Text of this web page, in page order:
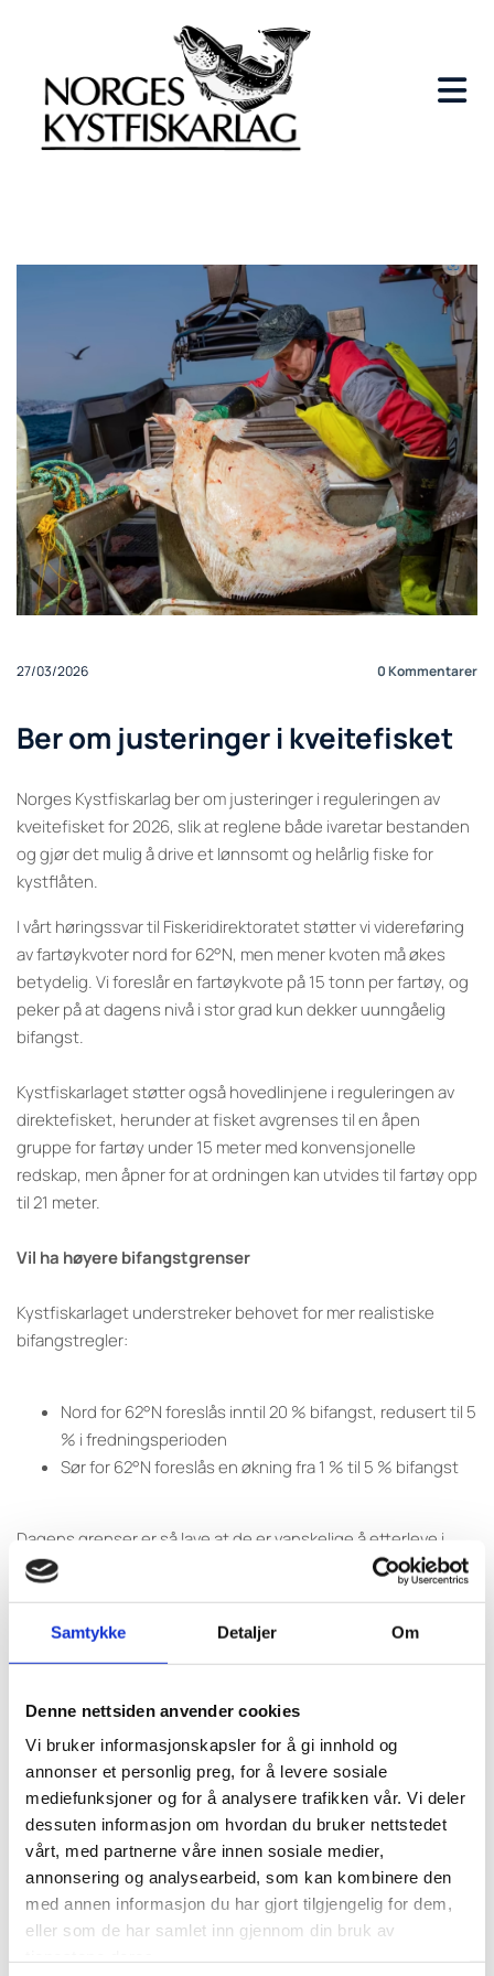
Samtykke Detaljer Om
Denne nettsiden anvender cookies
Vi bruker informasjonskapsler for å gi innhold og
annonser et personlig preg, for å levere sosiale
mediefunksjoner og for å analysere trafikken vår. Vi deler
dessuten informasjon om hvordan du bruker nettstedet
vårt, med partnerne våre innen sosiale medier,
annonsering og analysearbeid, som kan kombinere den
med annen informasjon du har gjort tilgjengelig for dem,
eller som de har samlet inn gjennom din bruk av
27/03/2026 0Kommentarer
Ber om justeringer i kveitefisket
Norges Kystfiskarlag ber om justeringer i reguleringen av
kveitefisket for 2026, slik at reglene både ivaretar bestanden
og gjør det mulig å drive et lønnsomt og helårlig fiske for
kystflåten.
I vårt høringssvar til Fiskeridirektoratet støtter vi videreføring
av fartøykvoter nord for 62°N, men mener kvoten må økes
betydelig. Vi foreslår en fartøykvote på 15 tonn per fartøy, og
peker på at dagens nivå i stor grad kun dekker uunngåelig
bifangst.
Kystfiskarlaget støtter også hovedlinjene i reguleringen av
direktefisket, herunder at fisket avgrenses til en åpen
gruppe for fartøy under 15 meter med konvensjonelle
redskap, men åpner for at ordningen kan utvides til fartøy opp
til 21 meter.
Vil ha høyere bifangstgrenser
Kystfiskarlaget understreker behovet for mer realistiske
bifangstregler:
Nord for 62°N foreslås inntil 20 % bifangst, redusert til 5
% i fredningsperioden
Sør for 62°N foreslås en økning fra 1 % til 5 % bifangst
Dagens grenser er så lave at de er vanskelige å etterleve i
praksis, noe som kan føre til dårligere rapportering og mindre
Klare rammer for eierskap og deltakelse
Kystfiskarlaget støtter forslagene om å begrense deltakelse
til ett fartøy per eier, innføre krav til eierstruktur og stille krav
om at eier står om bord som høvedsmann.
Samtidig etterlyses fleksibilitet gjennom
dispensasjonsordninger, blant annet ved sykdom eller
etablerte ordninger med fast skipper.
Vil prioritere yrkesfiskere